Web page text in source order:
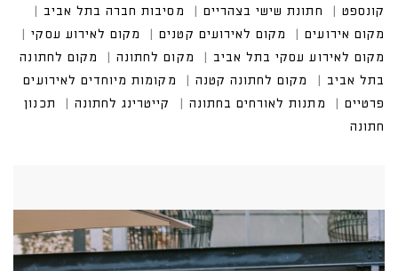
קונספט חתונת שישי בצהריים
מסיבות חברה בתל אביב
מקום אירועים
מקום לאירועים קטנים
מקום לאירוע עסקי
מקום לאירוע עסקי בתל אביב
מקום לחתונה
מקום לחתונה
בתל אביב
מקום לחתונה קטנה
מקומות מיוחדים לאירועים
פרטיים
מתנות לאורחים בחתונה קייטרינג לחתונה
תכנון
חתונה